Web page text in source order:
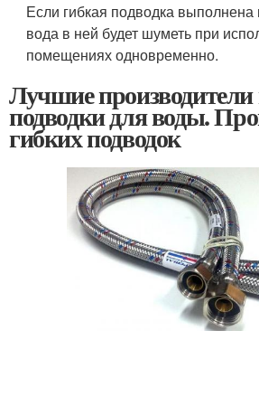
Если гибкая подводка выполнена
вода в ней будет шуметь при
помещениях одновременно.
Лучшие производители
подводки для воды.
гибких подводок